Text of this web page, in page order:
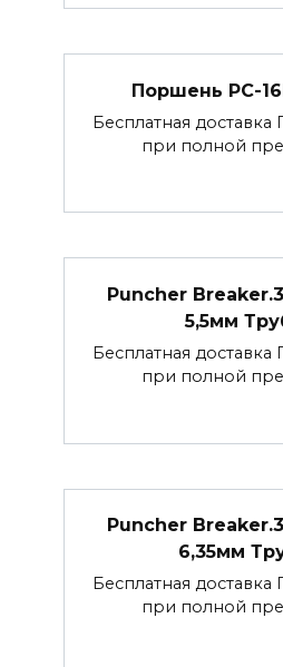
Поршень РС-
Бесплатная
при полной
Puncher
5,5мм
Бесплатная
при полной
Puncher
6,35мм
Бесплатная
при полной